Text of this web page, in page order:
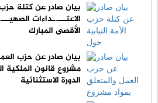
بيان صادر عن كتلة حزب
الاعتـــ.ـداءات
الأقصى المبارك
بيان صادر عن حزب
مشروع قانون الملكية
الدورة الاستثنائية